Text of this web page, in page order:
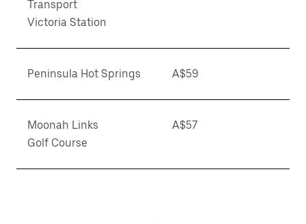
Transport
Victoria Station
Peninsula Hot Springs A$59
Moonah Links
Golf Course
A$57